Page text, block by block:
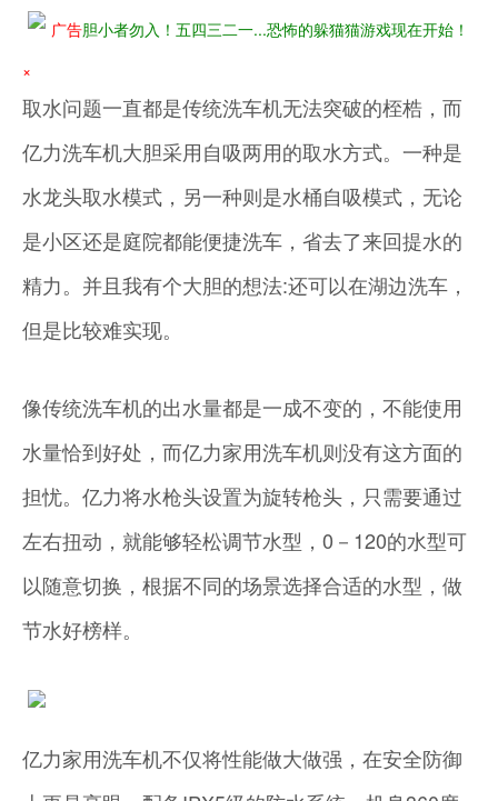
广告胆小者勿入！五四三二一...恐怖的躲猫猫游戏现在开始！
×
取水问题一直都是传统洗车机无法突破的桎梏，而
亿力洗车机大胆采用自吸两用的取水方式。一种是
水龙头取水模式，另一种则是水桶自吸模式，无论
是小区还是庭院都能便捷洗车，省去了来回提水的
精力。并且我有个大胆的想法:还可以在湖边洗车，
但是比较难实现。
像传统洗车机的出水量都是一成不变的，不能使用
水量恰到好处，而亿力家用洗车机则没有这方面的
担忧。亿力将水枪头设置为旋转枪头，只需要通过
左右扭动，就能够轻松调节水型，0－120的水型可
以随意切换，根据不同的场景选择合适的水型，做
节水好榜样。
亿力家用洗车机不仅将性能做大做强，在安全防御